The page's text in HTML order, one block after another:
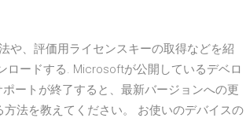
や、評価用ライセンスキーの取得などを紹
ロードする. Microsoftが公開しているデベロ
ートが終了すると、最新バージョンへの更
法を教えてください。 お使いのデバイスの